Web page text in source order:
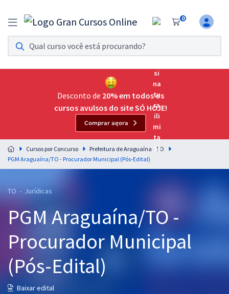
0
Assinatura Ilimitada 11
Acesso a todos os cursos. Teste grátis por 7 dias!
Assinatura OAB Até Passar
Acesso ilimitado a toda preparação para o Exame da
Residências Multiprofissionais
Preparação completa e intensiva para as principais
residências em saúde do Brasil
Cursos 20% OFF
Pós
Graduação
OAB
Desconto de 20% em todos os
cursos avulsos do site SÓ HOJE!
Comprar agora
Cursos por Concurso
Prefeitura de Araguaína - TO
PGM Araguaína/TO - Procurador Municipal (Pós-Edital)
TO - Jurídicas
PGM Araguaína/TO -
Procurador Municipal
(Pós-Edital)
Baixar edital